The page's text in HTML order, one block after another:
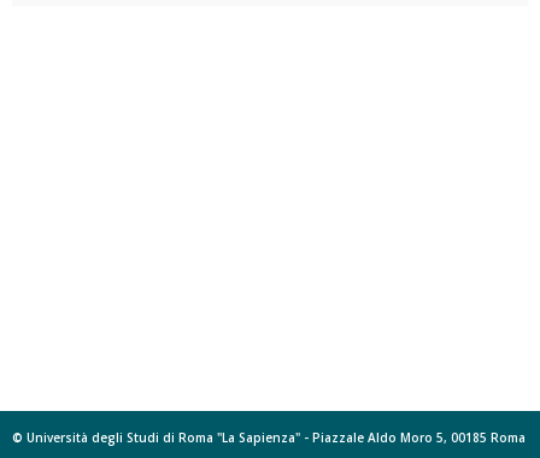
© Università degli Studi di Roma "La Sapienza" - Piazzale Aldo Moro 5, 00185 Roma